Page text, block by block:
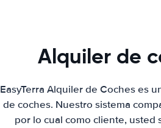
Alquiler de
EasyTerra Alquiler de Coches es
de coches. Nuestro sistema
por lo cual como cliente, usted